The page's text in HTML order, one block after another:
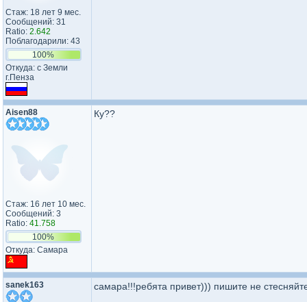
Стаж: 18 лет 9 мес.
Сообщений: 31
Ratio: 2.642
Поблагодарили: 43
100%
Откуда: с Земли
г.Пенза
Aisen88
Стаж: 16 лет 10 мес.
Сообщений: 3
Ratio: 41.758
100%
Откуда: Самара
Ку??
sanek163 самара!!!ребята привет))) пишите не